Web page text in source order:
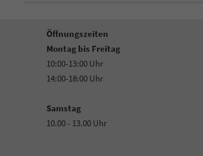
Öffnungszeiten
Montag bis Freitag
10:00-13:00 Uhr
14:00-18:00 Uhr
Samstag
10.00 - 13.00 Uhr